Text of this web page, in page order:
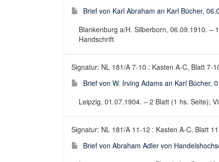
Brief von Karl Abraham an Karl Bücher,
Blankenburg a/H. Silberborn, 06.09.1910. –
Handschrift
Signatur: NL 181/A 7-10 : Kasten A-C, Blatt 7-
Brief von W. Irving Adams an Karl Bücher,
Leipzig, 01.07.1904. – 2 Blatt (1 hs. Seite);
Signatur: NL 181/A 11-12 : Kasten A-C, Blatt
Brief von Abraham Adler von